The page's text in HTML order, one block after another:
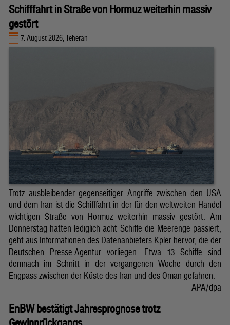
Schifffahrt in Straße von Hormuz weiterhin massiv
gestört
7. August 2026, Teheran
Trotz ausbleibender gegenseitiger Angriffe zwischen den USA
und dem Iran ist die Schifffahrt in der für den weltweiten Handel
wichtigen Straße von Hormuz weiterhin massiv gestört. Am
Donnerstag hätten lediglich acht Schiffe die Meerenge passiert,
geht aus Informationen des Datenanbieters Kpler hervor, die der
Deutschen Presse-Agentur vorliegen. Etwa 13 Schiffe sind
demnach im Schnitt in der vergangenen Woche durch den
Engpass zwischen der Küste des Iran und des Oman gefahren.
APA/dpa
EnBW bestätigt Jahresprognose trotz